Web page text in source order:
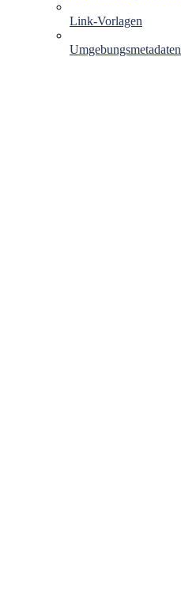
Link-Vorlagen
Umgebungsmetadaten